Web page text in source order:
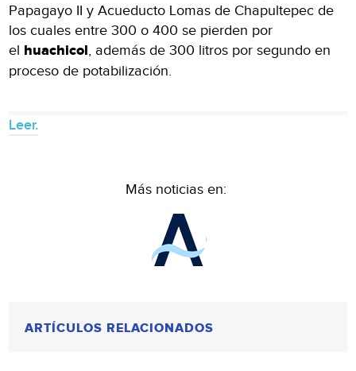
Papagayo II y Acueducto Lomas de Chapultepec de
los cuales entre 300 o 400 se pierden por
el huachicol, además de 300 litros por segundo en
proceso de potabilización.
Leer.
Más noticias en:
ARTÍCULOS RELACIONADOS